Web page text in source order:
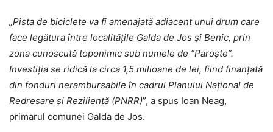
„Pista de biciclete va fi amenajată adiacent unui drum care
face legătura între localitățile Galda de Jos și Benic, prin
zona cunoscută toponimic sub numele de “Paroște”.
Investiția se ridică la circa 1,5 milioane de lei, fiind finanțată
din fonduri nerambursabile în cadrul Planului Național de
Redresare și Reziliență (PNRR)”, a spus Ioan Neag,
primarul comunei Galda de Jos.